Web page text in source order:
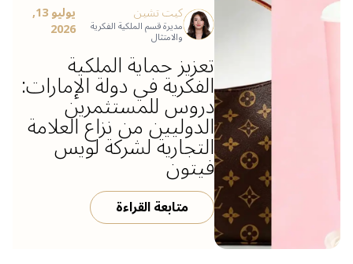
كيت تشين
مديرة قسم الملكية الفكرية
والامتثال
يوليو 13,
2026
تعزيز حماية الملكية
الفكرية في دولة الإمارات:
دروس للمستثمرين
الدوليين من نزاع العلامة
التجارية لشركة لويس
فيتون
متابعة القراءة